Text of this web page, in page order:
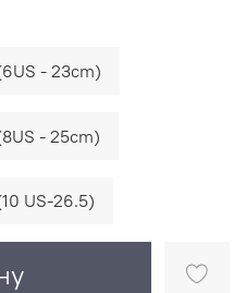
- 23cm)
- 25cm)
US-26.5)